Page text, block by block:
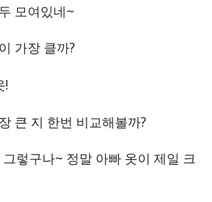
모여있네~
가장 클까?
!
큰 지 한번 비교해볼까?
렇구나~ 정말 아빠 옷이 제일 크